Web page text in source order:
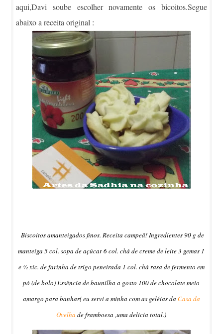
aqui,Davi soube escolher novamente os bicoitos.Segue
abaixo a receita original :
Biscoitos amanteigados finos. Receita campeã!Ingredientes90 g de
manteiga 5 col. sopa de açúcar6 col. chá de creme de leite3 gemas 1
e ½ xíc. de farinha de trigo peneirada 1 col. chá rasa de fermento em
pó (de bolo)Essência de baunilha a gosto 100 de chocolate meio
amargo para banhar( eu servi a minha com as geléias da Casa da
Ovelha de framboesa ,uma delicia total.)